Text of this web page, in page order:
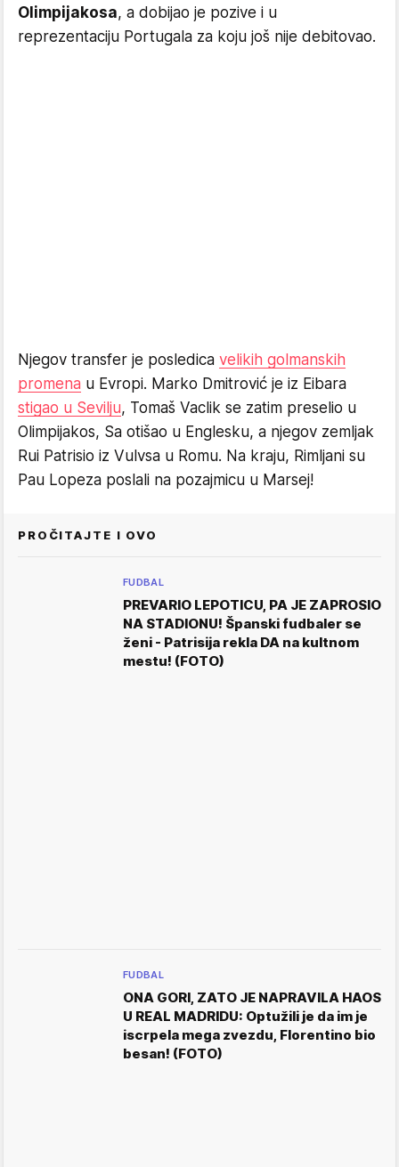
Olimpijakosa, a dobijao je pozive i u
reprezentaciju Portugala za koju još nije debitovao.
Njegov transfer je posledica velikih golmanskih
promena u Evropi. Marko Dmitrović je iz Eibara
stigao u Sevilju, Tomaš Vaclik se zatim preselio u
Olimpijakos, Sa otišao u Englesku, a njegov zemljak
Rui Patrisio iz Vulvsa u Romu. Na kraju, Rimljani su
Pau Lopeza poslali na pozajmicu u Marsej!
PROČITAJTE I OVO
FUDBAL
PREVARIO LEPOTICU, PA JE ZAPROSIO
NA STADIONU! Španski fudbaler se
ženi - Patrisija rekla DA na kultnom
mestu! (FOTO)
FUDBAL
ONA GORI, ZATO JE NAPRAVILA HAOS
U REAL MADRIDU: Optužili je da im je
iscrpela mega zvezdu, Florentino bio
besan! (FOTO)